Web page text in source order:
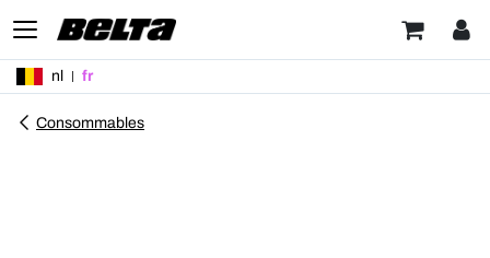
nl fr
Consommables